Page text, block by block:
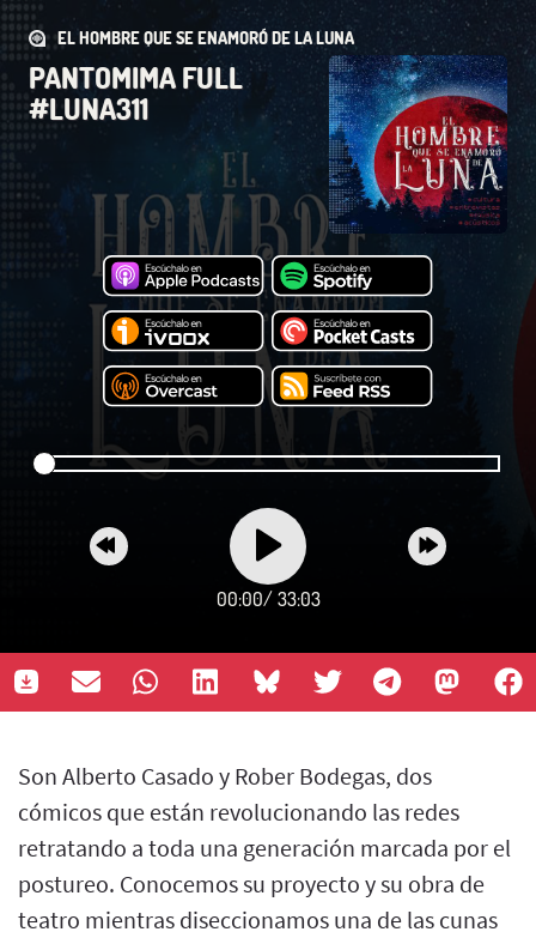
EL HOMBRE QUE SE ENAMORÓ DE LA LUNA
PANTOMIMA FULL
#LUNA311
00:00/ 33:03
Son Alberto Casado y Rober Bodegas, dos
cómicos que están revolucionando las redes
retratando a toda una generación marcada por el
postureo. Conocemos su proyecto y su obra de
teatro mientras diseccionamos una de las cunas